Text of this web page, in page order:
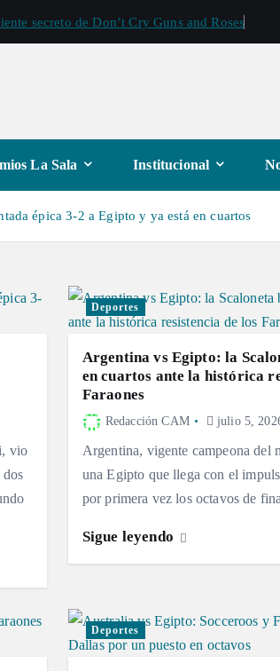
secreto de Don’t Cry Guns and Roses
La Sala Institucional
épica 3-2 a Egipto y ya está en cuartos
vio
Deportes
Argentina vs Egipto: la
en cuartos ante la histórica
Faraones
Redacción CAM julio 5,
Argentina, vigente campeona del
una Egipto que llega con el
por primera vez los octavos de
Sigue leyendo
Deportes